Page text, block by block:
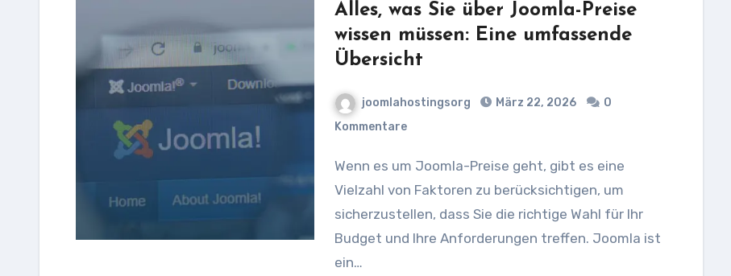
Alles, was Sie über Joomla-Preise
wissen müssen: Eine umfassende
Übersicht
joomlahostingsorg März 22, 2026
0
Kommentare
Wenn es um Joomla-Preise geht, gibt es eine
Vielzahl von Faktoren zu berücksichtigen, um
sicherzustellen, dass Sie die richtige Wahl für Ihr
Budget und Ihre Anforderungen treffen. Joomla ist
ein…